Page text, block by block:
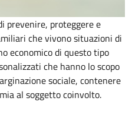
prevenire, proteggere e
che vivono situazioni di
economico di questo tipo
che hanno lo scopo
sociale, contenere
al soggetto coinvolto.